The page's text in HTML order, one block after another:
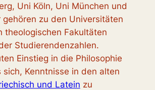
Uni Köln, Uni München und
gehören zu den Universitäten
theologischen Fakultäten
Studierendenzahlen.
Einstieg in die Philosophie
sich, Kenntnisse in den alten
und Latein zu